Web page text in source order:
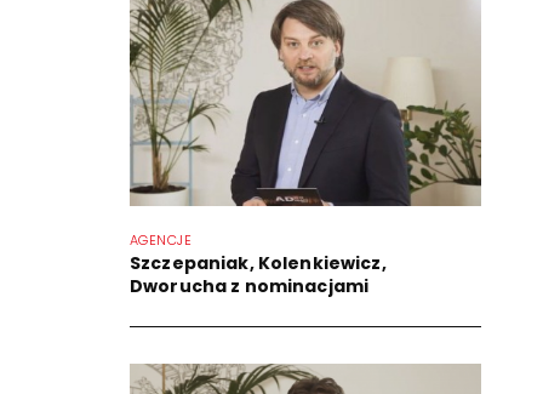
AGENCJE
Szczepaniak, Kolenkiewicz,
Dworucha z nominacjami